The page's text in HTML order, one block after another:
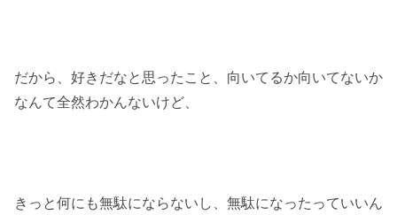
だから、好きだなと思ったこと、向いてるか向いてないか
なんて全然わかんないけど、
きっと何にも無駄にならないし、無駄になったっていいん